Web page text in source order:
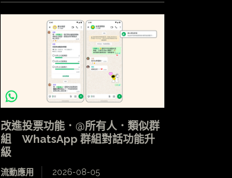
改進投票功能．@所有人．類似群
組 WhatsApp 群組對話功能升
級
流動應用 2026-08-05